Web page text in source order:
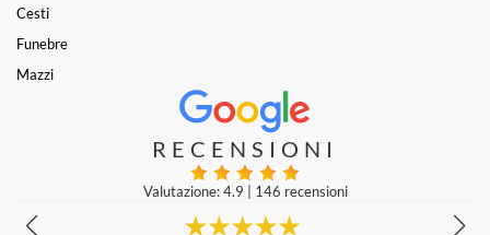
Cesti
Funebre
Mazzi
RECENSIONI
Valutazione: 4.9 146 recensioni